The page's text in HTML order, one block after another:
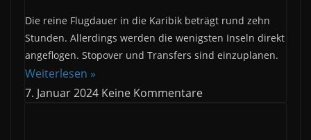
Die reine Flugdauer in die Karibik beträgt rund zehn
Stunden. Allerdings werden die wenigsten Inseln direkt
angeflogen. Stopover und Transfers sind einzuplanen.
Weiterlesen »
7. Januar 2024 Keine Kommentare